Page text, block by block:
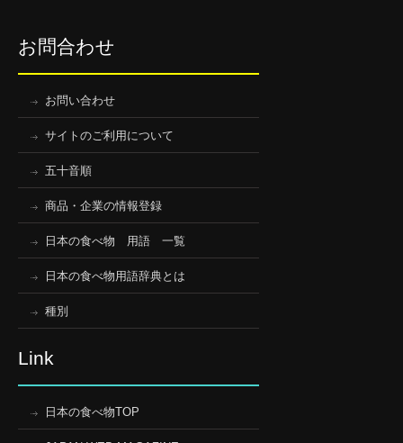
お問合わせ
お問い合わせ
サイトのご利用について
五十音順
商品・企業の情報登録
日本の食べ物 用語 一覧
日本の食べ物用語辞典とは
種別
Link
日本の食べ物TOP